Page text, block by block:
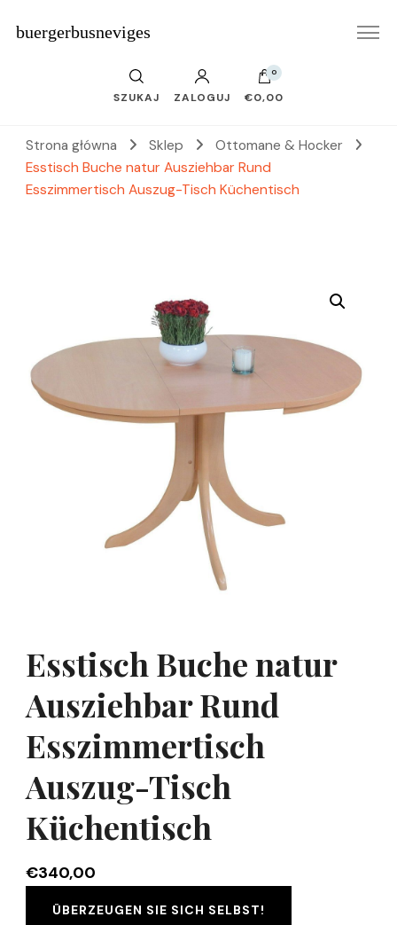
buergerbusneviges
SZUKAJ ZALOGUJ
0
€0,00
Strona główna Sklep
Ottomane & Hocker
Esstisch Buche natur Ausziehbar Rund
Esszimmertisch Auszug-Tisch Küchentisch
Esstisch Buche natur
Ausziehbar Rund
Esszimmertisch
Auszug-Tisch
Küchentisch
€340,00
ÜBERZEUGEN SIE SICH SELBST!